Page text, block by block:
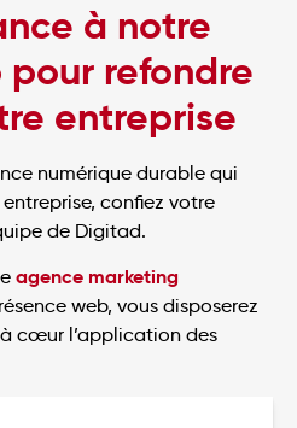
à notre
refondre
entreprise
numérique durable qui
confiez votre
de Digitad.
agence marketing
web, vous disposerez
cœur l’application des